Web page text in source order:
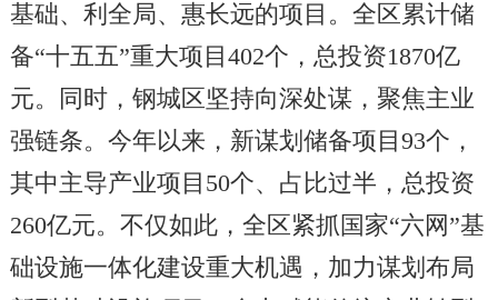
基础、利全局、惠长远的项目。全区累计储
备“十五五”重大项目402个，总投资1870亿
元。同时，钢城区坚持向深处谋，聚焦主业
强链条。今年以来，新谋划储备项目93个，
其中主导产业项目50个、占比过半，总投资
260亿元。不仅如此，全区紧抓国家“六网”基
础设施一体化建设重大机遇，加力谋划布局